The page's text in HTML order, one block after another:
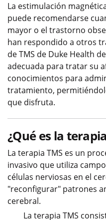
La estimulación
puede recomendarse
mayor o el trastorno
han respondido a otros
de TMS de Duke Health
adecuada para tratar su
conocimientos para
tratamiento,
que disfruta.
¿Qué es la
La terapia TMS es un
invasivo que utiliza
células nerviosas en el
"reconfigurar" patrones
cerebral.
La terapia TMS